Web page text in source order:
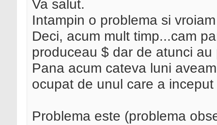
Va salut.
Intampin o problema si
Deci, acum mult timp...cam
produceau $ dar de atunci
Pana acum cateva luni
ocupat de unul care a
Problema este (problema